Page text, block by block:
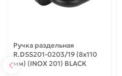
Ручка раздельная
R.DSS201-0203/19 (8х110
мм) (INOX 201) BLACK